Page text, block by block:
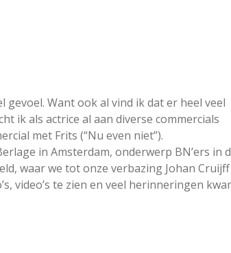
Want ook al vind ik dat er heel veel
ik als actrice al aan diverse commercials
met Frits (“Nu even niet”).
in Amsterdam, onderwerp BN’ers in
waar we tot onze verbazing Johan Cruijff
video’s te zien en veel herinneringen